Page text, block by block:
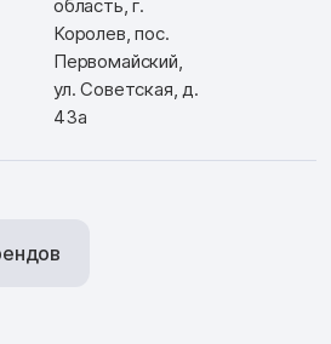
область, г.
Королев, пос.
Первомайский,
ул. Советская, д.
43а